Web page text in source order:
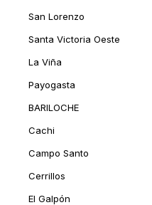
San Lorenzo
Santa Victoria Oeste
La Viña
Payogasta
BARILOCHE
Cachi
Campo Santo
Cerrillos
El Galpón